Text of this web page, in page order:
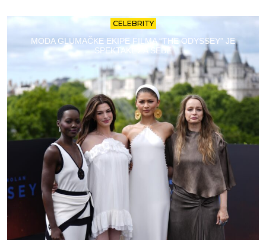
CELEBRITY
MODA GLUMAČKE EKIPE FILMA “THE ODYSSEY” JE
SPEKTAKL ZA SEBE